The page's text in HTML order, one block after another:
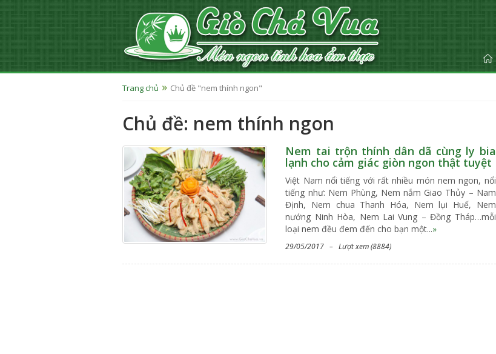
Trang chủ Chủ đề "nem thính ngon"
Chủ đề: nem thính ngon
Nem tai trộn thính dân dã cùng ly bia
lạnh cho cảm giác giòn ngon thật tuyệt
Việt Nam nổi tiếng với rất nhiều món nem ngon, nổi
tiếng như: Nem Phùng, Nem nắm Giao Thủy – Nam
Định, Nem chua Thanh Hóa, Nem lụi Huế, Nem
nướng Ninh Hòa, Nem Lai Vung – Đồng Tháp…mỗi
loại nem đều đem đến cho bạn một...»
29/05/2017 – Lượt xem (8884)